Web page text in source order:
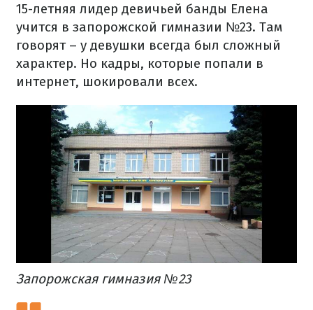
15-летняя лидер девичьей банды Елена
учится в запорожской гимназии №23. Там
говорят – у девушки всегда был сложный
характер. Но кадры, которые попали в
интернет, шокировали всех.
Запорожская гимназия №23